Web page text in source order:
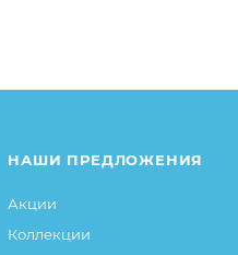
НАШИ ПРЕДЛОЖЕНИЯ
Акции
Коллекции